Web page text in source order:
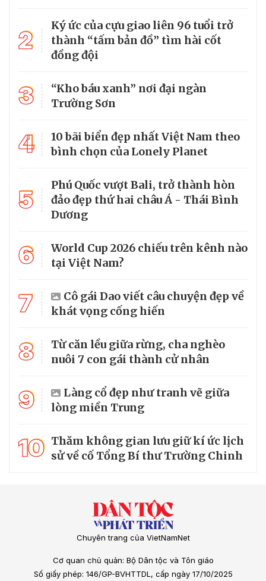
2
Ký ức của cựu giao liên 96 tuổi trở
thành “tấm bản đồ” tìm hài cốt
đồng đội
3
“Kho báu xanh” nơi đại ngàn
Trường Sơn
4
10 bãi biển đẹp nhất Việt Nam theo
bình chọn của Lonely Planet
5
Phú Quốc vượt Bali, trở thành hòn
đảo đẹp thứ hai châu Á - Thái Bình
Dương
6
World Cup 2026 chiếu trên kênh nào
tại Việt Nam?
7
Cô gái Dao viết câu chuyện đẹp về
khát vọng cống hiến
8
Từ căn lều giữa rừng, cha nghèo
nuôi 7 con gái thành cử nhân
9
Làng cổ đẹp như tranh vẽ giữa
lòng miền Trung
10 Thăm không gian lưu giữ kí ức lịch
sử về cố Tổng Bí thư Trường Chinh
Chuyên trang của VietNamNet
Cơ quan chủ quản: Bộ Dân tộc và Tôn giáo
Số giấy phép: 146/GP-BVHTTDL, cấp ngày 17/10/2025